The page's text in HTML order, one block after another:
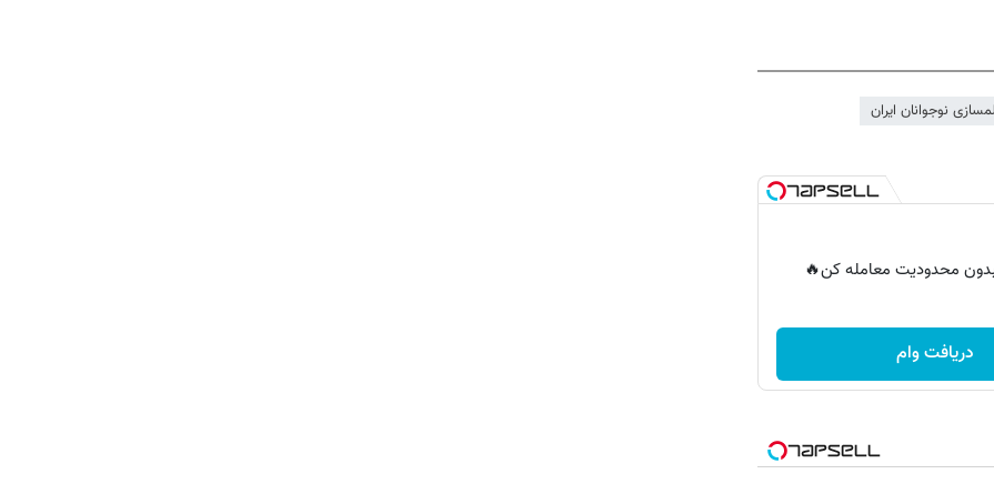
نوجوانان ایران
بدون محدودیت معامله کن🔥
دریافت وام